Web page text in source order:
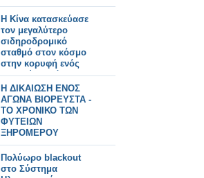
Η Κίνα κατασκεύασε
τον μεγαλύτερο
σιδηροδρομικό
σταθμό στον κόσμο
στην κορυφή ενός
βουνού σε μόλις 38
μήνες!
Η ΔΙΚΑΙΩΣΗ ΕΝΟΣ
ΑΓΩΝΑ ΒΙΟΡΕΥΣΤΑ -
ΤΟ ΧΡΟΝΙΚΟ ΤΩΝ
ΦΥΤΕΙΩΝ
ΞΗΡΟΜΕΡΟΥ
Πολύωρο blackout
στο Σύστημα